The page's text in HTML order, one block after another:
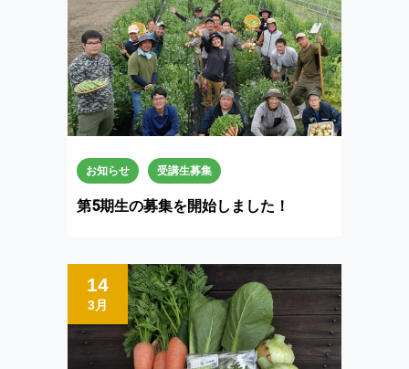
お知らせ 受講生募集
第5期生の募集を開始しました！
14
3月